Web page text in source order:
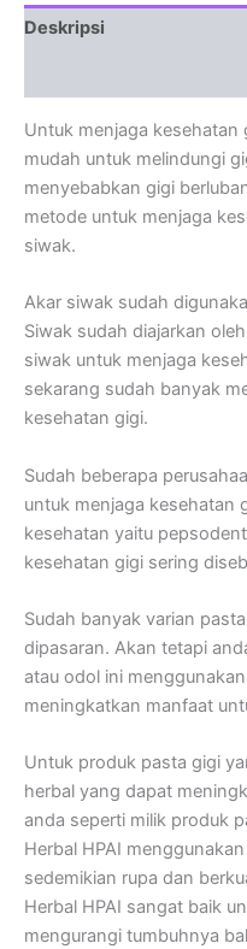
Deskripsi
Untuk menjaga kesehatan
mudah untuk melindungi
menyebabkan gigi
metode untuk menjaga
siwak.
Akar siwak sudah
Siwak sudah diajarkan
siwak untuk menjaga
sekarang sudah banyak
kesehatan gigi.
Sudah beberapa
untuk menjaga kesehatan
kesehatan yaitu
kesehatan gigi sering
Sudah banyak varian
dipasaran. Akan tetapi
atau odol ini
meningkatkan manfaat
Untuk produk pasta gigi
herbal yang dapat
anda seperti milik produk
Herbal HPAI
sedemikian rupa dan
Herbal HPAI sangat baik
mengurangi tumbuhnya